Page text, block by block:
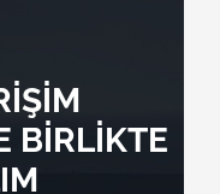
BİRLİKTE